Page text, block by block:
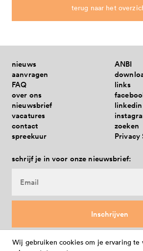
eindhovense basis 2025-
met provincie en rijk
is niet meer mogelijk
terug naar het
nieuws
aanvragen
FAQ
over ons
nieuwsbrief
vacatures
contact
spreekuur
ANBI
links
linkedin
zoeken
Privacy
schrijf je in voor onze nieuwsbrief:
Wij gebruiken cookies om je ervaring te